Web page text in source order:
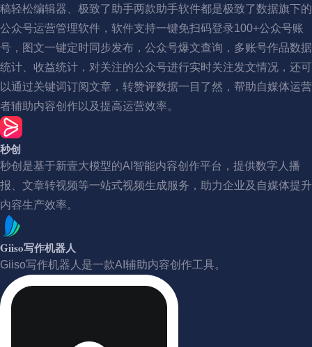
稿轻松编辑器、极致了助手两款助手软件都是极致了数据旗下的
公众号运营管理软件，软件支持一键免扫码登录100+公众号账
号，图文一键定时同步发布，公众号爆文查询，多账号作品数据
统计、收益统计，对关注的公众号进行实时关注发文情况，还可
以通过关键词订阅文章，转赞评数据一目了然，帮助自媒体运营
者辅助内容创作以及提高运营效率。
秒创
秒创是基于新壹大模型的AI智能内容创作平台，提供数字人播
报、文章转视频等一站式视频生成服务，助力企业及自媒体提升
内容生产效率。
Giiso写作机器人
Giiso写作机器人是一款AI辅助内容创作工具。